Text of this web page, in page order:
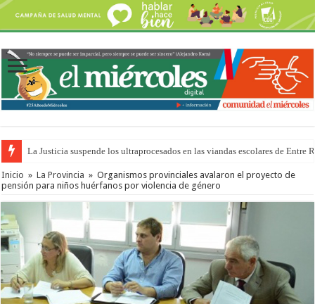
La Justicia suspende los ultraprocesados en las viandas escolares de Entre
Se presentará la obra “La Runfla de los Macanos”
Inicio » La Provincia » Organismos provinciales avalaron el proyecto de
pensión para niños huérfanos por violencia de género